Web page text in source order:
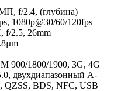
f/2.4, (глубина)
1080p@30/60/120fps
f/2.5, 26mm
900/1800/1900, 3G, 4G
двухдиапазонный A-
BDS, NFC, USB